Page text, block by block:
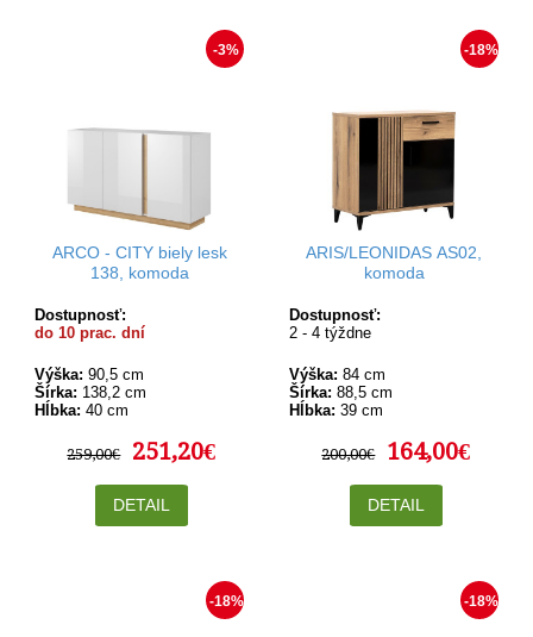
-3%
ARCO - CITY biely lesk
138, komoda
Dostupnosť:
do 10 prac. dní
Výška: 90,5 cm
Šírka: 138,2 cm
Hĺbka: 40 cm
259,00€ 251,20€
DETAIL
-18%
ARIS/LEONIDAS AS02,
komoda
Dostupnosť:
2 - 4 týždne
Výška: 84 cm
Šírka: 88,5 cm
Hĺbka: 39 cm
200,00€ 164,00€
DETAIL
-18% -18%